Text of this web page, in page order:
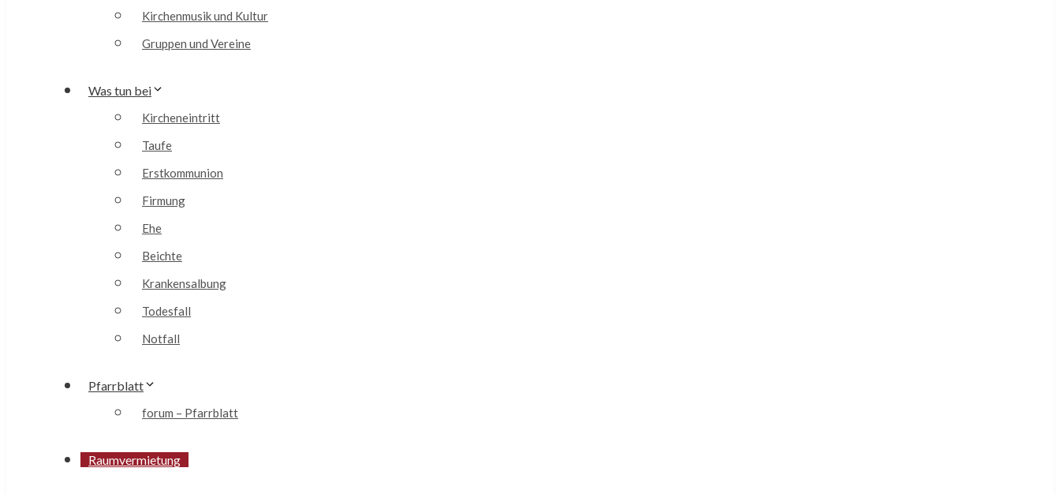
Kirchenmusik und Kultur
Gruppen und Vereine
Was tun bei
Kircheneintritt
Taufe
Erstkommunion
Firmung
Ehe
Beichte
Krankensalbung
Todesfall
Notfall
Pfarrblatt
forum – Pfarrblatt
Raumvermietung